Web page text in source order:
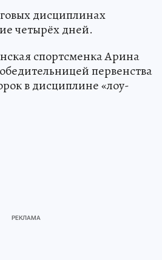
дисциплинах
четырёх дней.
спортсменка Арина
первенства
в дисциплине «лоу-